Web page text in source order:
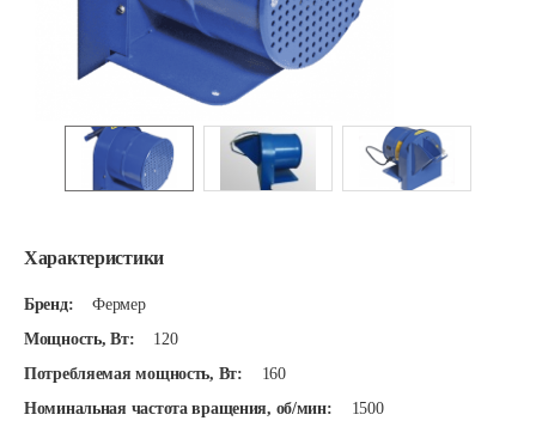
Характеристики
Бренд:
Фермер
Мощность, Вт:
120
Потребляемая мощность, Вт:
160
Номинальная частота вращения, об/мин:
1500